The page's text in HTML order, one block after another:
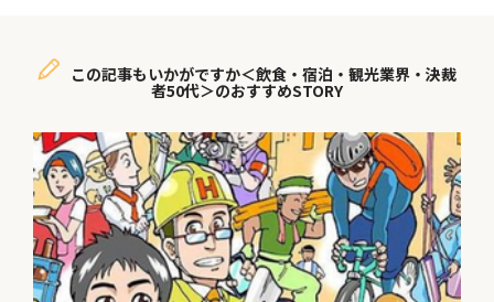
この記事もいかがですか＜飲食・宿泊・観光業界・決裁
者50代＞のおすすめSTORY